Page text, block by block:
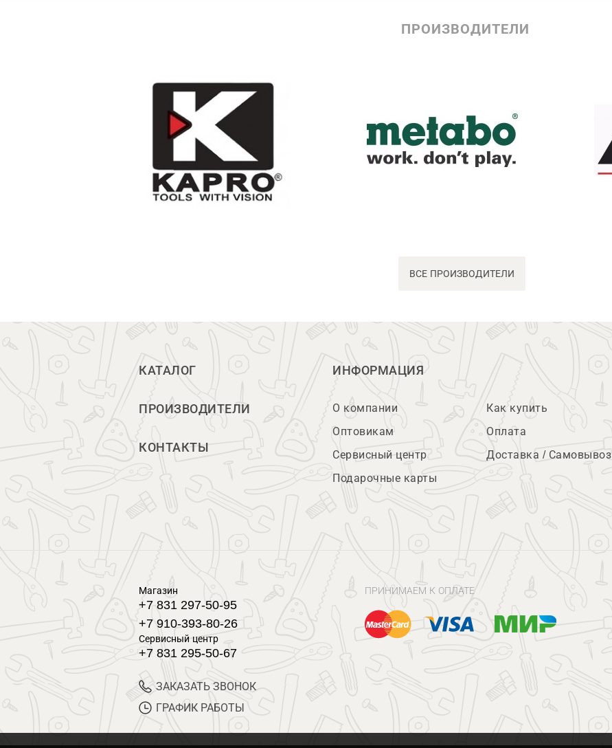
ПРОИЗВОДИТЕЛИ
ВСЕ ПРОИЗВОДИТЕЛИ
КАТАЛОГ
ПРОИЗВОДИТЕЛИ
КОНТАКТЫ
ИНФОРМАЦИЯ
О компании
Оптовикам
Сервисный центр
Подарочные карты
Как купить
Оплата
Доставка / Самовывоз
Магазин
+7 831 297-50-95
+7 910-393-80-26
Сервисный центр
+7 831 295-50-67
ЗАКАЗАТЬ ЗВОНОК
ГРАФИК РАБОТЫ
ПРИНИМАЕМ К ОПЛАТЕ